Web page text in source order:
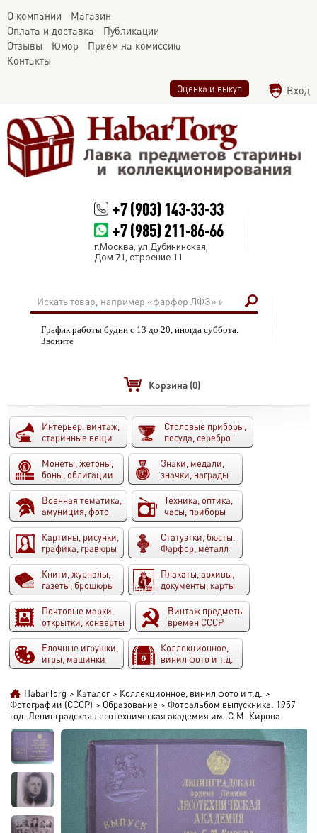
О компании
Магазин
Оплата и доставка
Публикации
Отзывы
Юмор
Прием на комиссию
Контакты
Оценка и выкуп Вход
+7 (903) 143-33-33
+7 (985) 211-86-66
г.Москва, ул.Дубининская,
Дом 71, строение 11
График работы будни с 13 до 20, иногда суббота.
Звоните
Корзина (0)
Интерьер, винтаж,
старинные вещи
Столовые приборы,
посуда, серебро
Монеты, жетоны,
боны, облигации
Знаки, медали,
значки, награды
Военная тематика,
амуниция, фото
Техника, оптика,
часы, приборы
Картины, рисунки,
графика, гравюры
Статуэтки, бюсты.
Фарфор, металл
Книги, журналы,
газеты, брошюры
Плакаты, архивы,
документы, карты
Почтовые марки,
открытки, конверты
Винтаж предметы
времен СССР
Елочные игрушки,
игры, машинки
Коллекционное,
винил фото и т.д.
HabarTorg > Каталог > Коллекционное, винил фото и т.д.
>
Фотографии (СССР) > Образование > Фотоальбом выпускника. 1957
год. Ленинградская лесотехническая академия им. С.М. Кирова.